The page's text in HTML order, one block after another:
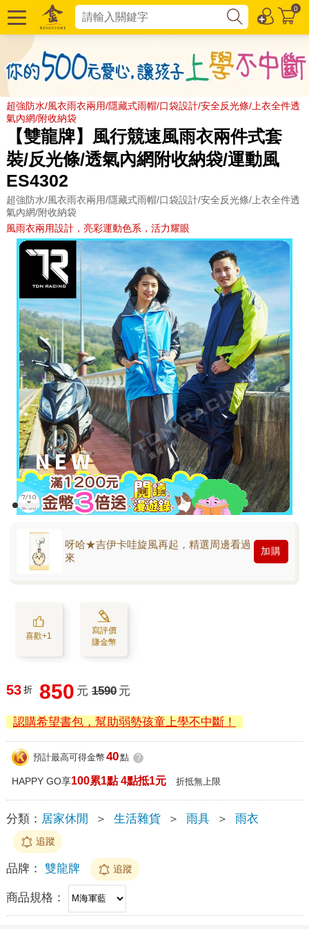
0
超強防水/風衣雨衣兩用/隱藏式雨帽/口袋設計/安全反光條/上衣全件透
氣內網/附收納袋
【雙龍牌】風行競速風雨衣兩件式套
裝/反光條/透氣內網附收納袋/運動風
ES4302
超強防水/風衣雨衣兩用/隱藏式雨帽/口袋設計/安全反光條/上衣全件透
氣內網/附收納袋
風雨衣兩用設計，亮彩運動色系，活力耀眼
呀哈★吉伊卡哇旋風再起，精選周邊看過
來
加購
喜歡+1
寫評價
賺金幣
53 折 850 元 1590 元
認購希望書包，幫助弱勢孩童上學不中斷！
預計最高可得金幣 40點 ?
HAPPY GO享100累1點 4點抵1元 折抵無上限
分類： 居家休閒 ＞ 生活雜貨 ＞ 雨具 ＞ 雨衣
追蹤
品牌： 雙龍牌 追蹤
商品規格：